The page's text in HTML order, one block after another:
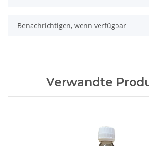
Benachrichtigen, wenn verfügbar
Verwandte